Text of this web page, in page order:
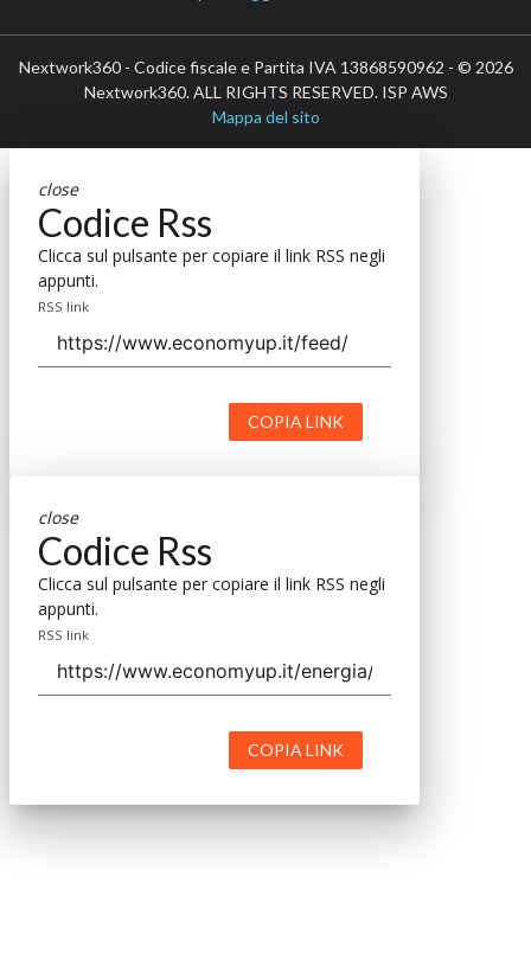
Nextwork360 - Codice fiscale e Partita IVA 13868590962 - © 2026
Nextwork360. ALL RIGHTS RESERVED. ISP AWS
Mappa del sito
close
Codice Rss
Clicca sul pulsante per copiare il link RSS negli
appunti.
RSS link
COPIA LINK
close
Codice Rss
Clicca sul pulsante per copiare il link RSS negli
appunti.
RSS link
COPIA LINK